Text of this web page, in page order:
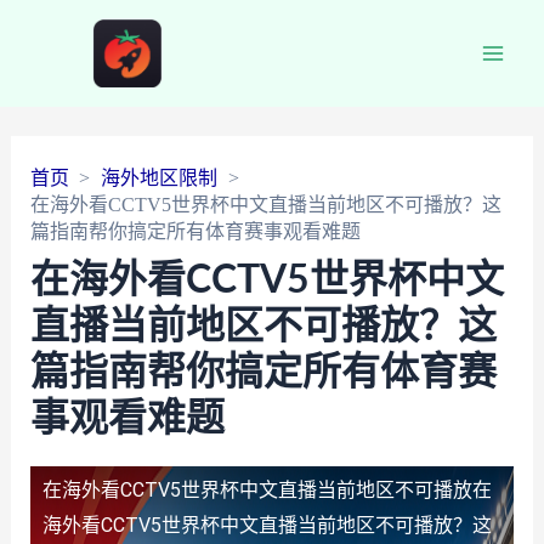
首页
海外地区限制
在海外看CCTV5世界杯中文直播当前地区不可播放？这
篇指南帮你搞定所有体育赛事观看难题
在海外看CCTV5世界杯中文
直播当前地区不可播放？这
篇指南帮你搞定所有体育赛
事观看难题
在海外看CCTV5世界杯中文直播当前地区不可播放在
海外看CCTV5世界杯中文直播当前地区不可播放？这